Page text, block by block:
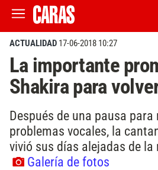
ACTUALIDAD 17-06-2018 10:27
La importante
Shakira para
Después de una pausa para
problemas vocales, la
vivió sus días alejadas de la
Galería de fotos